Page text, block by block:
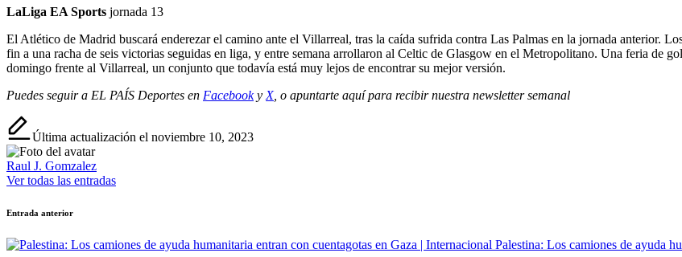
LaLiga EA Sports jornada 13
El Atlético de Madrid buscará enderezar el camino ante el Villarreal, tras la caída sufrida contra Las Palmas en la jornada anterior.
fin a una racha de seis victorias seguidas en liga, y entre semana arrollaron al Celtic de Glasgow en el Metropolitano. Una feria de
domingo frente al Villarreal, un conjunto que todavía está muy lejos de encontrar su mejor versión.
Puedes seguir a EL PAÍS Deportes en Facebooky X, o apuntarte aquí para recibirnuestra newsletter semanal
Última actualización el noviembre 10, 2023
Raul J. Gomzalez
Ver todas las entradas
Navegación
de
Entrada anterior
Palestina: Los camiones de ayuda